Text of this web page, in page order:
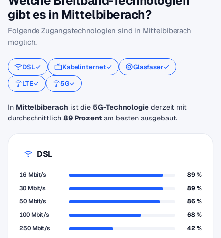
gibt es in Mittelbiberach?
Folgende Zugangstechnologien sind in Mittelbiberach
möglich.
DSL Kabelinternet
Glasfaser
LTE
5G
In Mittelbiberach ist die 5G-Technologie derzeit mit
durchschnittlich 89 Prozentam besten ausgebaut.
DSL
16 Mbit/s
89 %
30 Mbit/s
89 %
50 Mbit/s
86 %
100 Mbit/s
68 %
250 Mbit/s
42 %